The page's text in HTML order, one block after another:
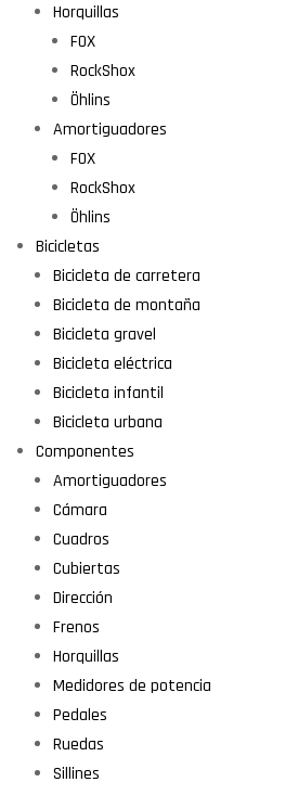
Horquillas
FOX
RockShox
Öhlins
Amortiguadores
FOX
RockShox
Öhlins
Bicicletas
Bicicleta de carretera
Bicicleta de montaña
Bicicleta gravel
Bicicleta eléctrica
Bicicleta infantil
Bicicleta urbana
Componentes
Amortiguadores
Cámara
Cuadros
Cubiertas
Dirección
Frenos
Horquillas
Medidores de potencia
Pedales
Ruedas
Sillines